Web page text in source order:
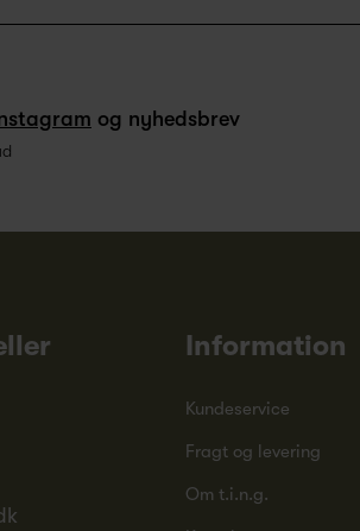
og nyhedsbrev
Information
Kundeservice
Fragt og levering
Om t.i.n.g.